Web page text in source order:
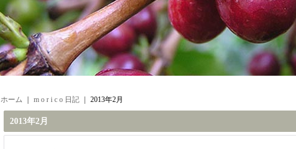
ホーム m o r i c o 日記 2013年2月
2013年2月